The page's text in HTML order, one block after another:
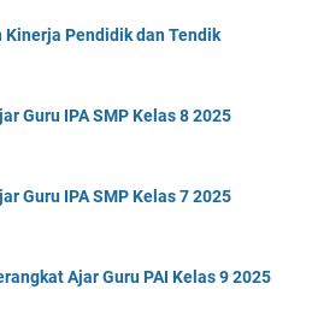
Kinerja Pendidik dan Tendik
Guru IPA SMP Kelas 8 2025
Guru IPA SMP Kelas 7 2025
Ajar Guru PAI Kelas 9 2025